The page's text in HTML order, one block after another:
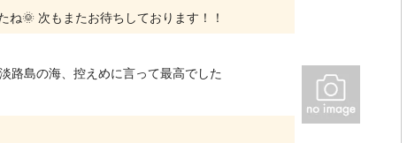
🌞 次もまたお待ちしております！！
路島の海、控えめに言って最高でした